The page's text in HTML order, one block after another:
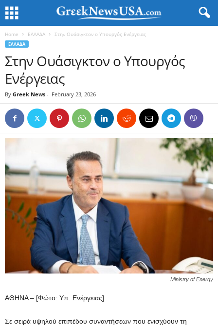
Home ΕΛΛΑΔΑ Στην Ουάσιγκτον ο Υπουργός Ενέργειας
ΕΛΛΑΔΑ
Στην Ουάσιγκτον ο Υπουργός
Ενέργειας
By Greek News - February 23, 2026
Ministry of Energy
ΑΘΗΝΑ – [Φώτο: Υπ. Ενέργειας]
Σε σειρά υψηλού επιπέδου συναντήσεων που ενισχύουν τη